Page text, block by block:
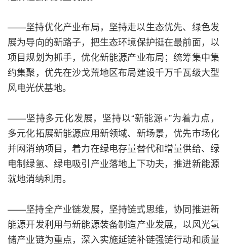
——坚持优化产业布局，坚持走以生态优先、绿色发
展为导向的新路子，把生态环境保护挺在最前面，以
项目规划为抓手，优化新能源产业布局；统筹集中集
约集聚，优先在沙戈荒地区布局建设千万千瓦级大型
风电光伏基地。
——坚持多元化发展，坚持以“新能源+”为着力点，
多元化拓展新能源应用新领域、新场景，优先市场化
并网消纳项目，着力在绿电存量替代和增量供给、绿
电制绿氢、绿电吸引产业落地上下功夫，推进新能源
就地消纳利用。
——坚持全产业链发展，坚持链式思维，协同推进新
能源开发利用与新能源装备制造产业发展，以风光氢
储产业链为重点，深入实施延链补链强链行动和质量